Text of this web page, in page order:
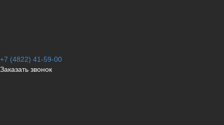
+7 (4822) 41-59-00
Заказать звонок